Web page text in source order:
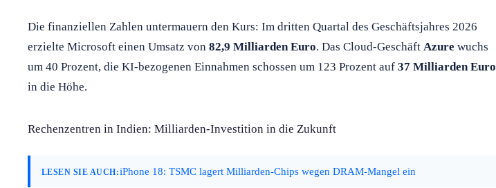
Die finanziellen Zahlen untermauern den Kurs: Im dritten Quartal des Geschäftsjahres 2026
erzielte Microsoft einen Umsatz von 82,9 Milliarden Euro. Das Cloud-Geschäft Azure wuchs
um 40 Prozent, die KI-bezogenen Einnahmen schossen um 123 Prozent auf 37 Milliarden Euro
in die Höhe.
Rechenzentren in Indien: Milliarden-Investition in die Zukunft
LESEN SIE AUCH:iPhone 18: TSMC lagert Milliarden-Chips wegen DRAM-Mangel ein